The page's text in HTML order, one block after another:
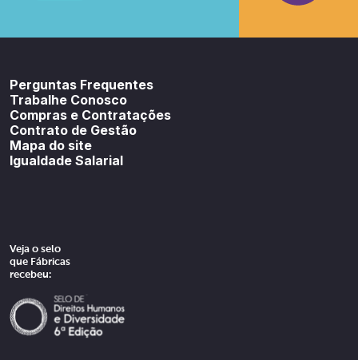
Perguntas Frequentes
Trabalhe Conosco
Compras e Contratações
Contrato de Gestão
Mapa do site
Igualdade Salarial
Veja o selo
que Fábricas
recebeu: